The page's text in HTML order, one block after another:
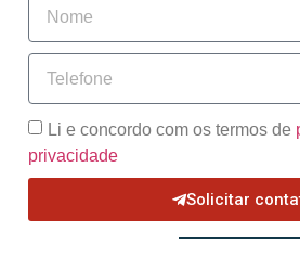
Li e concordo com os termos de
privacidade
Solicitar